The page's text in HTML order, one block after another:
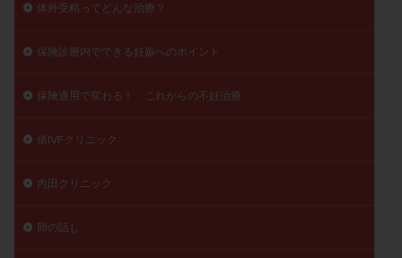
体外受精ってどんな治療？
保険診療内でできる妊娠へのポイント
保険適用で変わる！ これからの不妊治療
俵IVFクリニック
内田クリニック
卵の話し